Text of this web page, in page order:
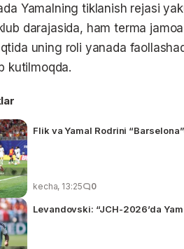
Yamalning tiklanish rejasi
darajasida, ham terma
uning roli yanada
kutilmoqda.
Flik va Yamal Rodrini
kecha, 13:25 0
Levandovski: “JCH-2026’da